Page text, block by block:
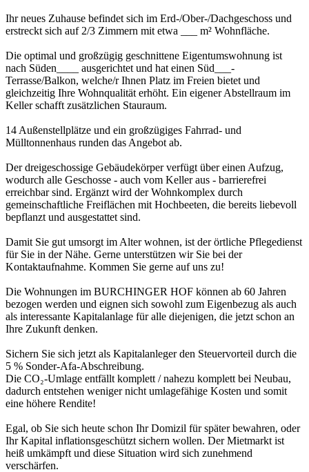
Ihr neues Zuhause befindet sich im Erd-/Ober-/Dachgeschoss und
erstreckt sich auf 2/3 Zimmern mit etwa ___ m² Wohnfläche.
Die optimal und großzügig geschnittene Eigentumswohnung ist
nach Süden____ ausgerichtet und hat einen Süd___-
Terrasse/Balkon, welche/r Ihnen Platz im Freien bietet und
gleichzeitig Ihre Wohnqualität erhöht. Ein eigener Abstellraum im
Keller schafft zusätzlichen Stauraum.
14 Außenstellplätze und ein großzügiges Fahrrad- und
Mülltonnenhaus runden das Angebot ab.
Der dreigeschossige Gebäudekörper verfügt über einen Aufzug,
wodurch alle Geschosse - auch vom Keller aus - barrierefrei
erreichbar sind. Ergänzt wird der Wohnkomplex durch
gemeinschaftliche Freiflächen mit Hochbeeten, die bereits liebevoll
bepflanzt und ausgestattet sind.
Damit Sie gut umsorgt im Alter wohnen, ist der örtliche Pflegedienst
für Sie in der Nähe. Gerne unterstützen wir Sie bei der
Kontaktaufnahme. Kommen Sie gerne auf uns zu!
Die Wohnungen im BURCHINGER HOF können ab 60 Jahren
bezogen werden und eignen sich sowohl zum Eigenbezug als auch
als interessante Kapitalanlage für alle diejenigen, die jetzt schon an
Ihre Zukunft denken.
Sichern Sie sich jetzt als Kapitalanleger den Steuervorteil durch die
5 % Sonder-Afa-Abschreibung.
Die CO₂-Umlage entfällt komplett / nahezu komplett bei Neubau,
dadurch entstehen weniger nicht umlagefähige Kosten und somit
eine höhere Rendite!
Egal, ob Sie sich heute schon Ihr Domizil für später bewahren, oder
Ihr Kapital inflationsgeschützt sichern wollen. Der Mietmarkt ist
heiß umkämpft und diese Situation wird sich zunehmend
verschärfen.